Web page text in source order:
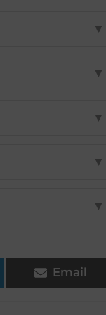
▼
▼
▼
▼
▼
Email